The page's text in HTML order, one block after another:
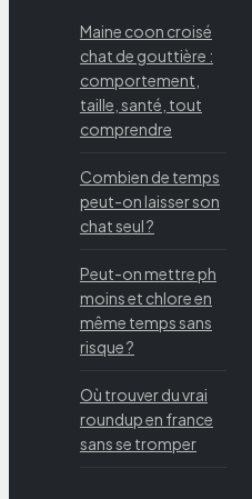
Maine coon croisé
chat de gouttière :
comportement,
taille, santé, tout
comprendre
Combien de temps
peut-on laisser son
chat seul ?
Peut-on mettre ph
moins et chlore en
même temps sans
risque ?
Où trouver du vrai
roundup en france
sans se tromper